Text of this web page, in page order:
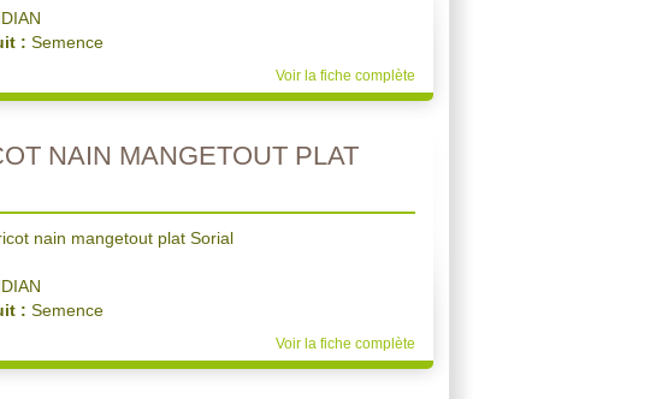
: Semence
Voir la fiche complète
NAIN MANGETOUT PLAT
nain mangetout plat Sorial
: Semence
Voir la fiche complète